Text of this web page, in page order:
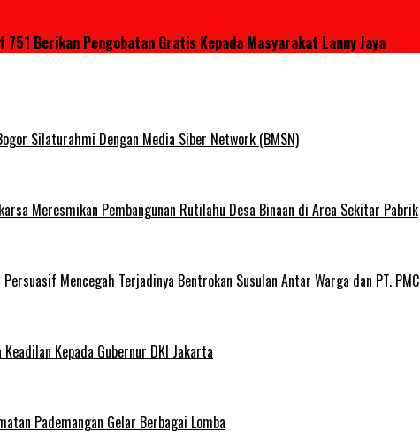
Berikan Pengobatan Gratis Kepada Masyarakat Lanny Jaya
Silaturahmi Dengan Media Siber Network (BMSN)
Meresmikan Pembangunan Rutilahu Desa Binaan di Area Sekitar Pabrik
Mencegah Terjadinya Bentrokan Susulan Antar Warga dan PT. PMC
Kepada Gubernur DKI Jakarta
Pademangan Gelar Berbagai Lomba